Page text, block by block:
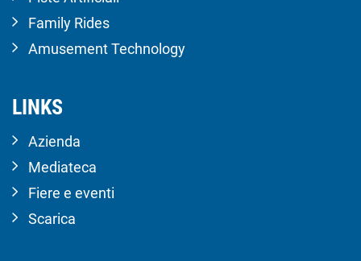
Family Rides
Amusement Technology
LINKS
Azienda
Mediateca
Fiere e eventi
Scarica